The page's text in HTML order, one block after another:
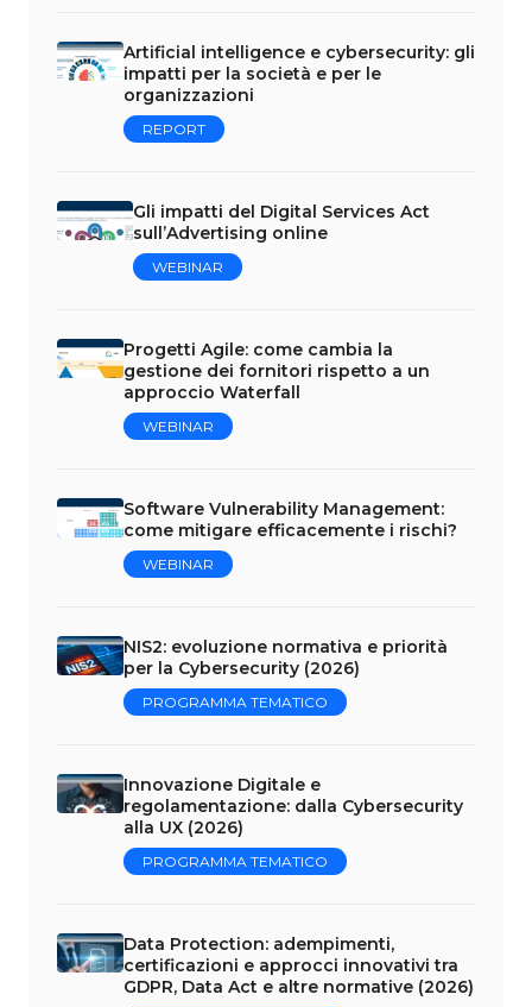
Artificial intelligence e cybersecurity: gli
impatti per la società e per le
organizzazioni
REPORT
Gli impatti del Digital Services Act
sull’Advertising online
WEBINAR
Progetti Agile: come cambia la
gestione dei fornitori rispetto a un
approccio Waterfall
WEBINAR
Software Vulnerability Management:
come mitigare efficacemente i rischi?
WEBINAR
NIS2: evoluzione normativa e priorità
per la Cybersecurity (2026)
PROGRAMMA TEMATICO
Innovazione Digitale e
regolamentazione: dalla Cybersecurity
alla UX (2026)
PROGRAMMA TEMATICO
Data Protection: adempimenti,
certificazioni e approcci innovativi tra
GDPR, Data Act e altre normative (2026)